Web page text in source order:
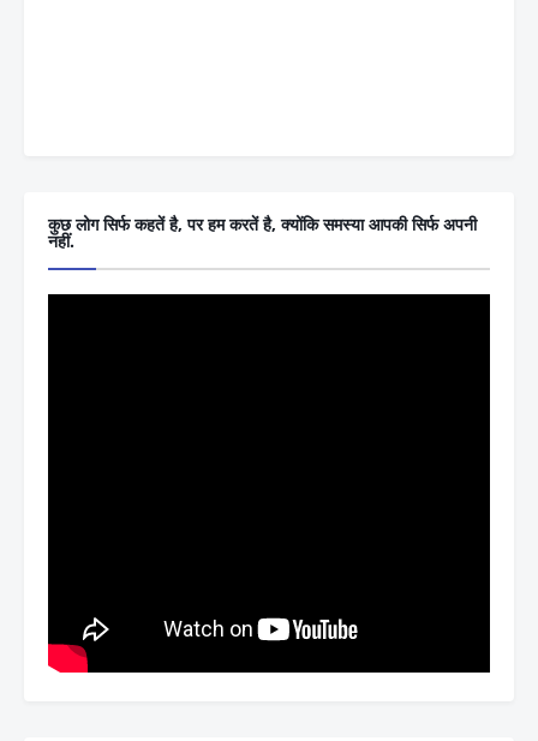
कुछ लोग सिर्फ कहतें है, पर हम करतें है, क्योंकि समस्या आपकी सिर्फ अपनी
नहीं.